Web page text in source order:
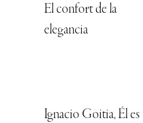
El confort de la
elegancia
Ignacio Goitia, Él es